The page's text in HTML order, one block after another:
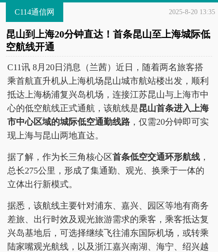
C114通信网 2025-8-20 13:35
昆山到上海20分钟直达！首条昆山至上海城际低
空航线开通
C11讯 8月20日消息（兰茜）近日，随着两名旅客搭
乘首航直升机从上海机场昆山城市航站楼出发，顺利
抵达上海杨浦复兴岛机场，连接江苏昆山与上海市中
心的低空航线正式通航，该航线是昆山首条进入上海
市中心区域的城际低空通勤线路 ，仅需20分钟即可实
现上海与昆山两地直达。
据了解，作为长三角核心区首条低空交通环形航线 ，
总长275公里，形成了集通勤、观光、换乘于一体的
立体出行新模式。
据悉，该航线主要针对浦东、嘉兴、园区等地有商务
差旅、出行时效及观光旅游需求的乘客，乘客抵达复
兴岛基地后，可选择继续飞往浦东国际机场，或转乘
陆家嘴观光航线，以及浙江嘉兴南湖、海宁、绍兴越